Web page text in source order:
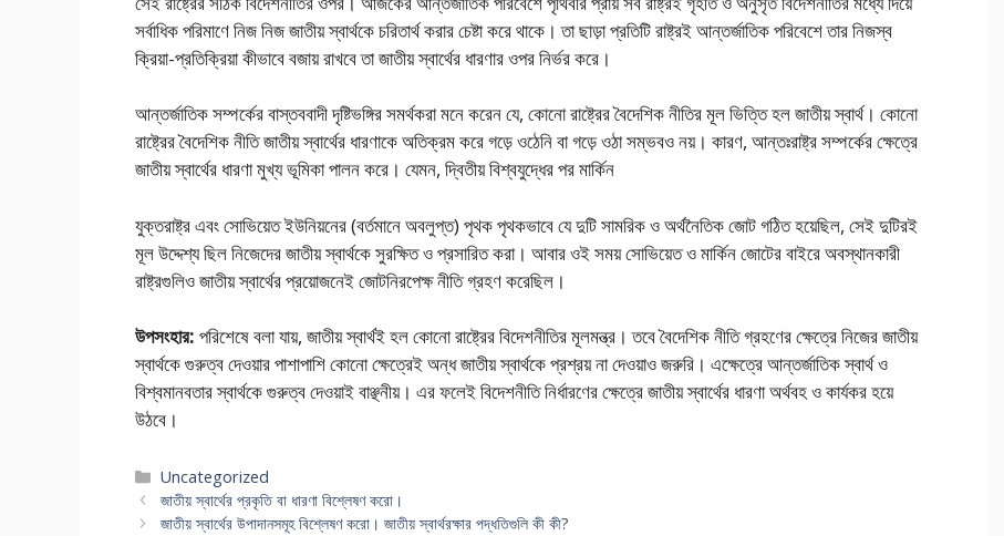
সর্বাধিক পরিমাণে নিজ নিজ জাতীয় স্বার্থকে চরিতার্থ করার চেষ্টা করে থাকে। তা ছাড়া প্রতিটি রাষ্ট্রই আন্তর্জাতিক পরিবেশে তার নিজস্ব
ক্রিয়া-প্রতিক্রিয়া কীভাবে বজায় রাখবে তা জাতীয় স্বার্থের ধারণার ওপর নির্ভর করে।
আন্তর্জাতিক সম্পর্কের বাস্তববাদী দৃষ্টিভঙ্গির সমর্থকরা মনে করেন যে, কোনো রাষ্ট্রের বৈদেশিক নীতির মূল ভিত্তি হল জাতীয় স্বার্থ। কোনো
রাষ্ট্রের বৈদেশিক নীতি জাতীয় স্বার্থের ধারণাকে অতিক্রম করে গড়ে ওঠেনি বা গড়ে ওঠা সম্ভবও নয়। কারণ, আন্তঃরাষ্ট্র সম্পর্কের ক্ষেত্রে
জাতীয় স্বার্থের ধারণা মুখ্য ভূমিকা পালন করে। যেমন, দ্বিতীয় বিশ্বযুদ্ধের পর মার্কিন
যুক্তরাষ্ট্র এবং সোভিয়েত ইউনিয়নের (বর্তমানে অবলুপ্ত) পৃথক পৃথকভাবে যে দুটি সামরিক ও অর্থনৈতিক জোট গঠিত হয়েছিল, সেই দুটিরই
মূল উদ্দেশ্য ছিল নিজেদের জাতীয় স্বার্থকে সুরক্ষিত ও প্রসারিত করা। আবার ওই সময় সোভিয়েত ও মার্কিন জোটের বাইরে অবস্থানকারী
রাষ্ট্রগুলিও জাতীয় স্বার্থের প্রয়োজনেই জোটনিরপেক্ষ নীতি গ্রহণ করেছিল।
উপসংহার: পরিশেষে বলা যায়, জাতীয় স্বার্থই হল কোনো রাষ্ট্রের বিদেশনীতির মূলমন্ত্র। তবে বৈদেশিক নীতি গ্রহণের ক্ষেত্রে নিজের জাতীয়
স্বার্থকে গুরুত্ব দেওয়ার পাশাপাশি কোনো ক্ষেত্রেই অন্ধ জাতীয় স্বার্থকে প্রশ্রয় না দেওয়াও জরুরি। এক্ষেত্রে আন্তর্জাতিক স্বার্থ ও
বিশ্বমানবতার স্বার্থকে গুরুত্ব দেওয়াই বাঞ্ছনীয়। এর ফলেই বিদেশনীতি নির্ধারণের ক্ষেত্রে জাতীয় স্বার্থের ধারণা অর্থবহ ও কার্যকর হয়ে
উঠবে।
Categories
Uncategorized
জাতীয় স্বার্থের প্রকৃতি বা ধারণা বিশ্লেষণ করো।
জাতীয় স্বার্থের উপাদানসমূহ বিশ্লেষণ করো। জাতীয় স্বার্থরক্ষার পদ্ধতিগুলি কী কী?